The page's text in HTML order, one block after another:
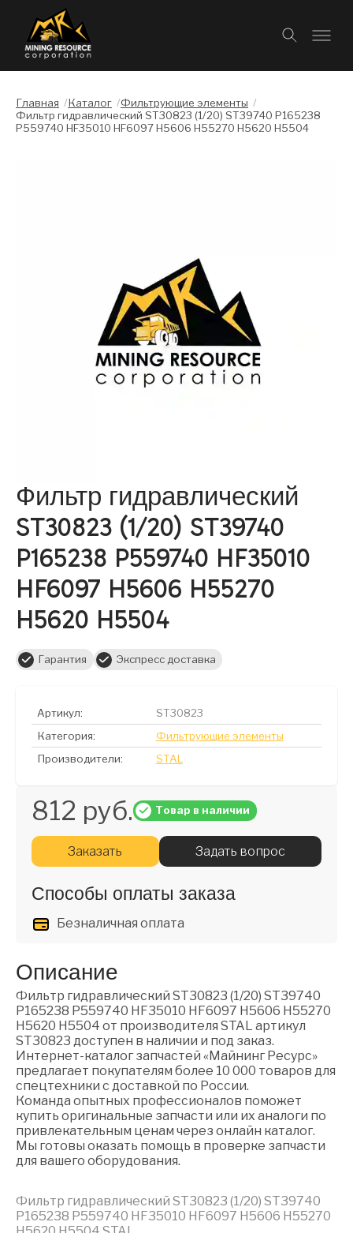
Главная /Каталог /Фильтрующие элементы /
Фильтр гидравлический ST30823 (1/20) ST39740 P165238
P559740 HF35010 HF6097 H5606 H55270 H5620 H5504
Фильтр гидравлический
ST30823 (1/20) ST39740
P165238 P559740 HF35010
HF6097 H5606 H55270
H5620 H5504
Гарантия Экспресс доставка
Артикул:
ST30823
Категория:
Фильтрующие элементы
Производители:
STAL
812 руб. Товар в наличии
Заказать Задать вопрос
Способы оплаты заказа
Безналичная оплата
Описание
Фильтр гидравлический ST30823 (1/20) ST39740
P165238 P559740 HF35010 HF6097 H5606 H55270
H5620 H5504 от производителя STAL артикул
ST30823 доступен в наличии и под заказ.
Интернет-каталог запчастей «Майнинг Ресурс»
предлагает покупателям более 10 000 товаров для
спецтехники с доставкой по России.
Команда опытных профессионалов поможет
купить оригинальные запчасти или их аналоги по
привлекательным ценам через онлайн каталог.
Мы готовы оказать помощь в проверке запчасти
для вашего оборудования.
Фильтр гидравлический ST30823 (1/20) ST39740
P165238 P559740 HF35010 HF6097 H5606 H55270